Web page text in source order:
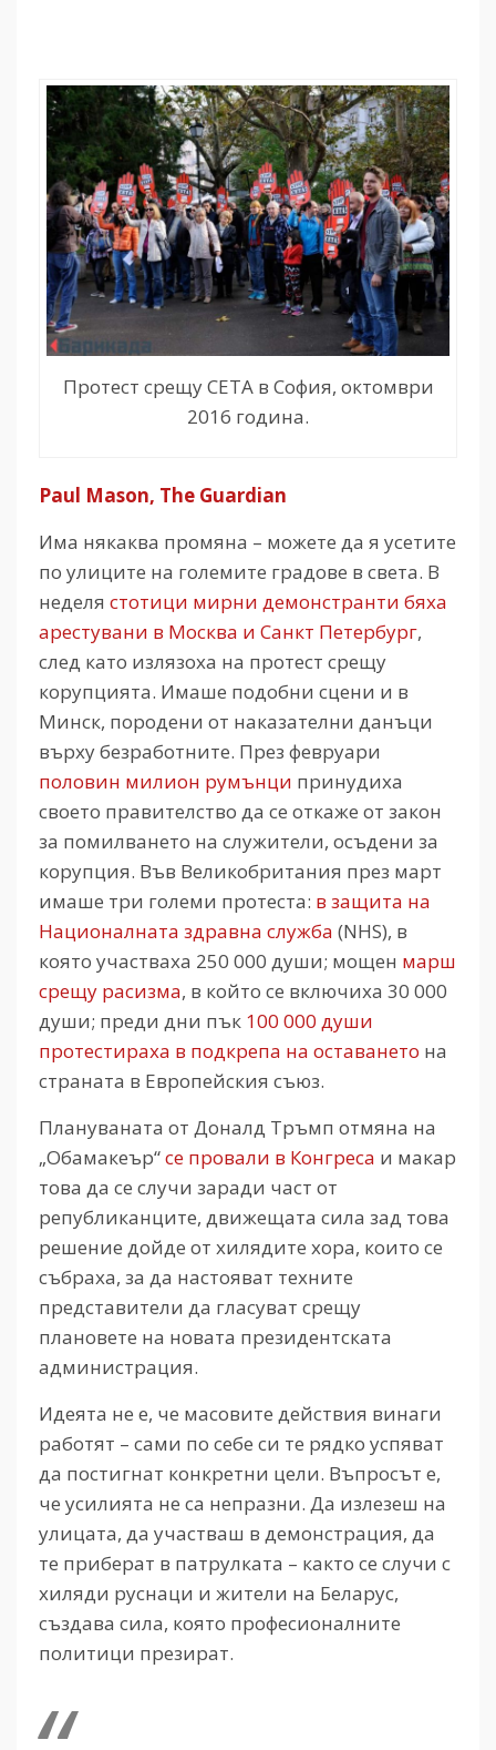
Протест срещу СЕТА в София, октомври
2016 година.
Paul Mason, The Guardian
Има някаква промяна – можете да я усетите
по улиците на големите градове в света. В
неделя стотици мирни демонстранти бяха
арестувани в Москва и Санкт Петербург,
след като излязоха на протест срещу
корупцията. Имаше подобни сцени и в
Минск, породени от наказателни данъци
върху безработните. През февруари
половин милион румънци принудиха
своето правителство да се откаже от закон
за помилването на служители, осъдени за
корупция. Във Великобритания през март
имаше три големи протеста: в защита на
Националната здравна служба (NHS), в
която участваха 250 000 души; мощен марш
срещу расизма, в който се включиха 30 000
души; преди дни пък 100 000 души
протестираха в подкрепа на оставането на
страната в Европейския съюз.
Плануваната от Доналд Тръмп отмяна на
„Обамакеър“се провали в Конгреса и макар
това да се случи заради част от
републиканците, движещата сила зад това
решение дойде от хилядите хора, които се
събраха, за да настояват техните
представители да гласуват срещу
плановете на новата президентската
администрация.
Идеята не е, че масовите действия винаги
работят – сами по себе си те рядко успяват
да постигнат конкретни цели. Въпросът е,
че усилията не са непразни. Да излезеш на
улицата, да участваш в демонстрация, да
те приберат в патрулката – както се случи с
хиляди руснаци и жители на Беларус,
създава сила, която професионалните
политици презират.